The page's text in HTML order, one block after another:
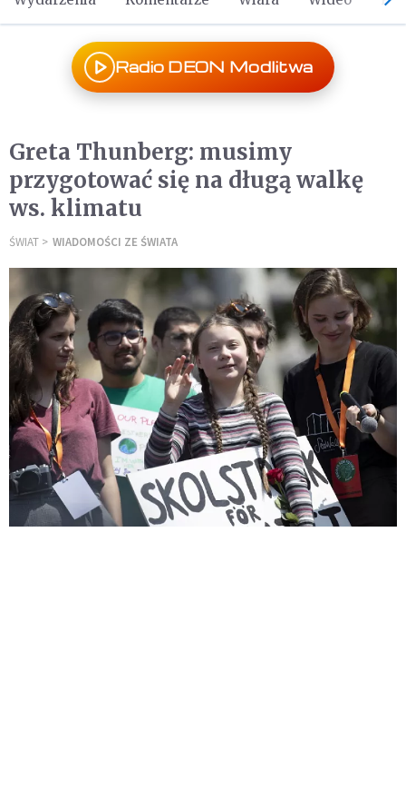
Radio DEON Modlitwa
Greta Thunberg: musimy
przygotować się na długą walkę
ws. klimatu
ŚWIAT WIADOMOŚCI ZE ŚWIATA